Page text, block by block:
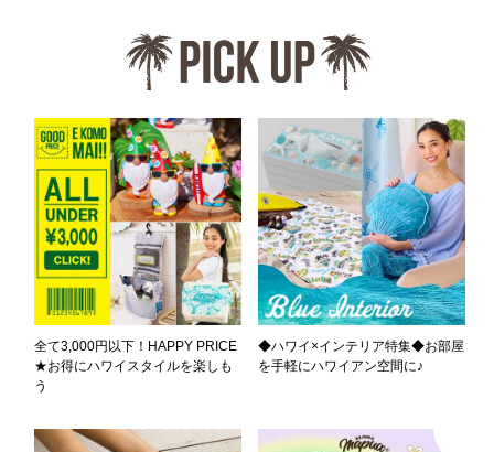
全て3,000円以下！HAPPY PRICE
★お得にハワイスタイルを楽しも
う
◆ハワイ×インテリア特集◆お部屋
を手軽にハワイアン空間に♪